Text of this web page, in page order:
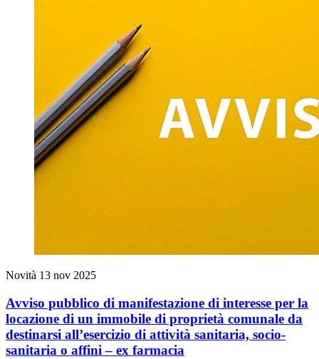
Novità 13 nov 2025
Avviso pubblico di manifestazione di interesse per la
locazione di un immobile di proprietà comunale da
destinarsi all’esercizio di attività sanitaria, socio-
sanitaria o affini – ex farmacia